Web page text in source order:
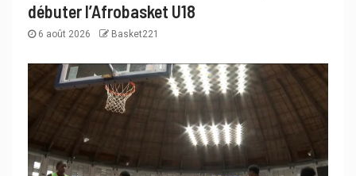
débuter l’Afrobasket U18
6 août 2026 Basket221